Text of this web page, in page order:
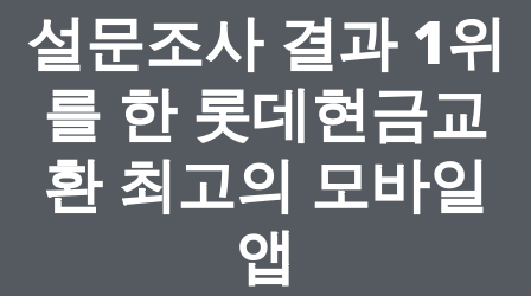
설문조사 결과 1위
를 한 롯데현금교
환 최고의 모바일
앱